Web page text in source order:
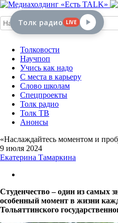
Толковости
Научпоп
Учись как надо
С места в карьеру
Слово школам
Спецпроекты
Толк радио
Толк ТВ
Анонсы
«Наслаждайтесь моментом и
9 июля 2024
Екатерина Тамаркина
Студенчество – один из самых
особенный момент в жизни
Тольяттинского
Толк радио LIVE